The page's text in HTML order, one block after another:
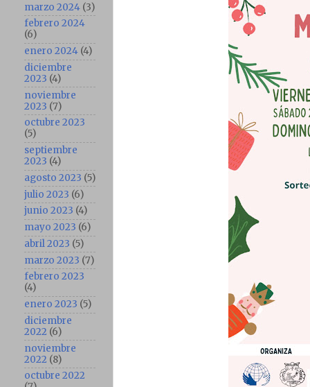
marzo 2024 (3)
febrero 2024
(6)
enero 2024 (4)
diciembre
2023 (4)
noviembre
2023 (7)
octubre 2023
(5)
septiembre
2023 (4)
agosto 2023 (5)
julio 2023 (6)
junio 2023 (4)
mayo 2023 (6)
abril 2023 (5)
marzo 2023 (7)
febrero 2023
(4)
enero 2023 (5)
diciembre
2022 (6)
noviembre
2022 (8)
octubre 2022